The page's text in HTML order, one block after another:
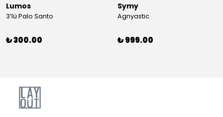
Lumos
3’lü Palo Santo
₺ 300.00
Symy
Agnyastic
₺ 999.00